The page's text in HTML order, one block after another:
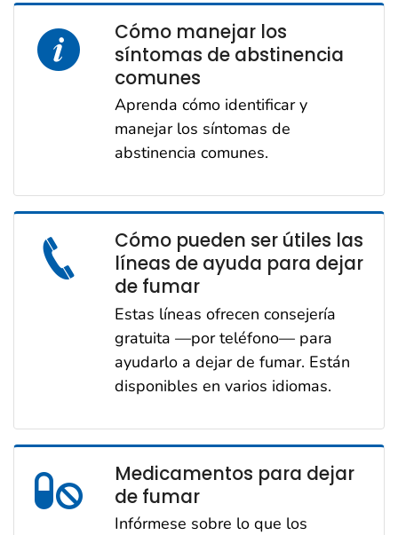
Cómo manejar los
síntomas de abstinencia
comunes
Aprenda cómo identificar y
manejar los síntomas de
abstinencia comunes.
Cómo pueden ser útiles las
líneas de ayuda para dejar
de fumar
Estas líneas ofrecen consejería
gratuita —por teléfono— para
ayudarlo a dejar de fumar. Están
disponibles en varios idiomas.
Medicamentos para dejar
de fumar
Infórmese sobre lo que los